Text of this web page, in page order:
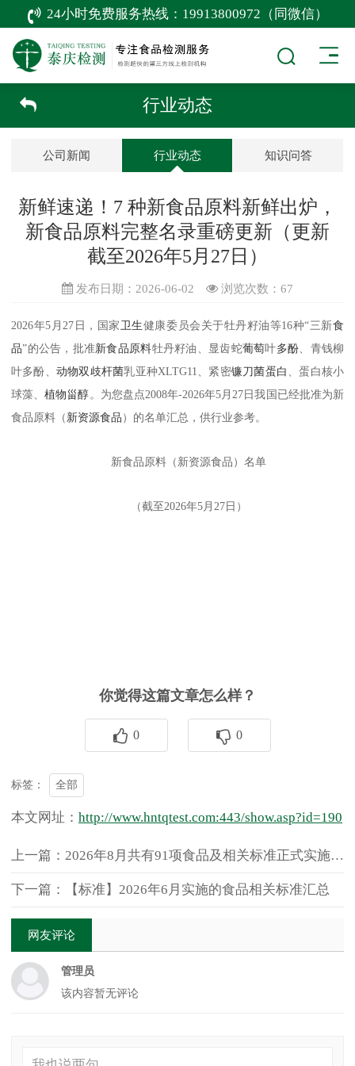
24小时免费服务热线： 19913800972（同微信）
行业动态
公司新闻 行业动态 知识问答
新鲜速递！7 种新食品原料新鲜出炉，
新食品原料完整名录重磅更新（更新
截至2026年5月27日）
发布日期：2026-06-02 浏览次数： 67
2026年5月27日，国家卫生健康委员会关于牡丹籽油等16种“三新食
品”的公告，批准新食品原料牡丹籽油、显齿蛇葡萄叶多酚、青钱柳
叶多酚、 动物双歧杆菌乳亚种XLTG11、紧密镰刀菌蛋白 、蛋白核小
球藻、植物甾醇。为您盘点2008年-2026年5月27日我国已经批准为新
食品原料（ 新资源食品 ）的名单汇总，供行业参考。
新食品原料（新资源食品）名单
（截至2026年5月27日）
你觉得这篇文章怎么样？
0 0
标签： 全部
本文网址： http://www.hntqtest.com:443/show.asp?id=190
上一篇：2026年8月共有91项食品及相关标准正式实施，新增标准超七成
下一篇：【标准】2026年6月实施的食品相关标准汇总
网友评论
管理员
该内容暂无评论